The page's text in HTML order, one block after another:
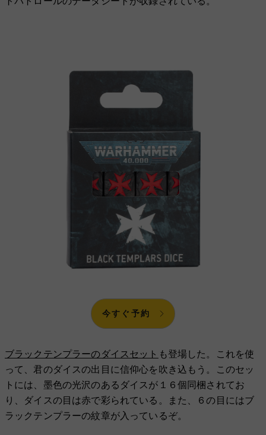
今すぐ予約
ブラックテンプラーのダイスセット も登場した。これを使
って、君のダイスの出目に信仰心を吹き込もう。このセッ
トには、墨色の光沢のあるダイスが１６個同梱されてお
り、ダイスの目は赤で彩られている。また、６の目にはブ
ラックテンプラーの紋章が入っているぞ。